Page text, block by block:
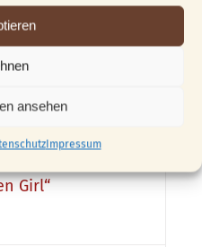
ansehen
Impressum
Kürzlich
Skulptur …
Girl“